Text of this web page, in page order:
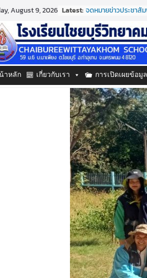
August 9, 2026 Latest:จดหมายข่าวประชา
ประจำเดือนมิถุนายน
กิจกรรมต่อต้านยาเส
กิจกรรมวันสุนทรภู่ ป
จดหมายข่าวประชาสั
ประจำเดือนมิถุนายน
จดหมายข่าวประชาสั
ประจำเดือนมิถุนายน
าหลัก เกี่ยวกับเรา การเปิดเผยข้อ